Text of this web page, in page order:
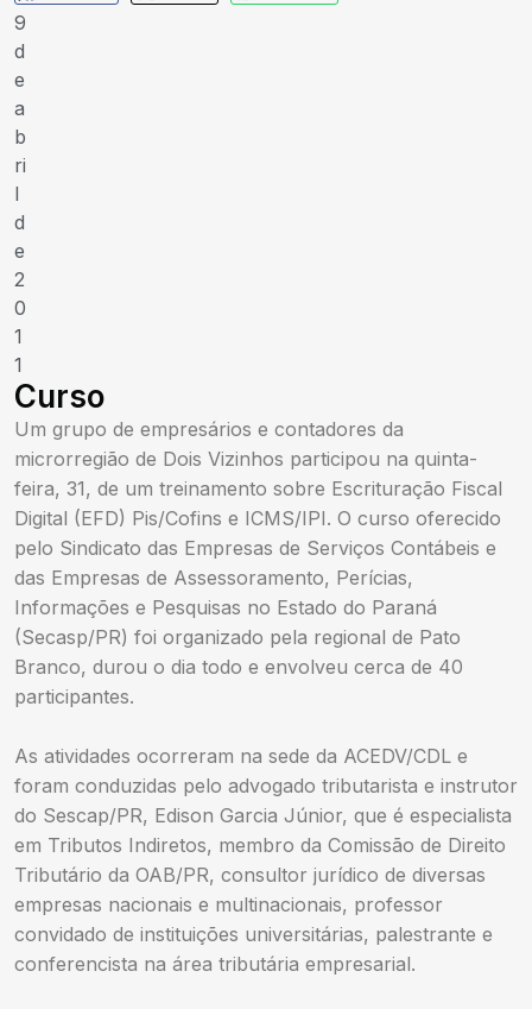
9
d
e
a
b
ri
l
d
e
2
0
1
1
Curso
Um grupo de empresários e contadores da
microrregião de Dois Vizinhos participou na quinta-
feira, 31, de um treinamento sobre Escrituração Fiscal
Digital (EFD) Pis/Cofins e ICMS/IPI. O curso oferecido
pelo Sindicato das Empresas de Serviços Contábeis e
das Empresas de Assessoramento, Perícias,
Informações e Pesquisas no Estado do Paraná
(Secasp/PR) foi organizado pela regional de Pato
Branco, durou o dia todo e envolveu cerca de 40
participantes.
As atividades ocorreram na sede da ACEDV/CDL e
foram conduzidas pelo advogado tributarista e instrutor
do Sescap/PR, Edison Garcia Júnior, que é especialista
em Tributos Indiretos, membro da Comissão de Direito
Tributário da OAB/PR, consultor jurídico de diversas
empresas nacionais e multinacionais, professor
convidado de instituições universitárias, palestrante e
conferencista na área tributária empresarial.